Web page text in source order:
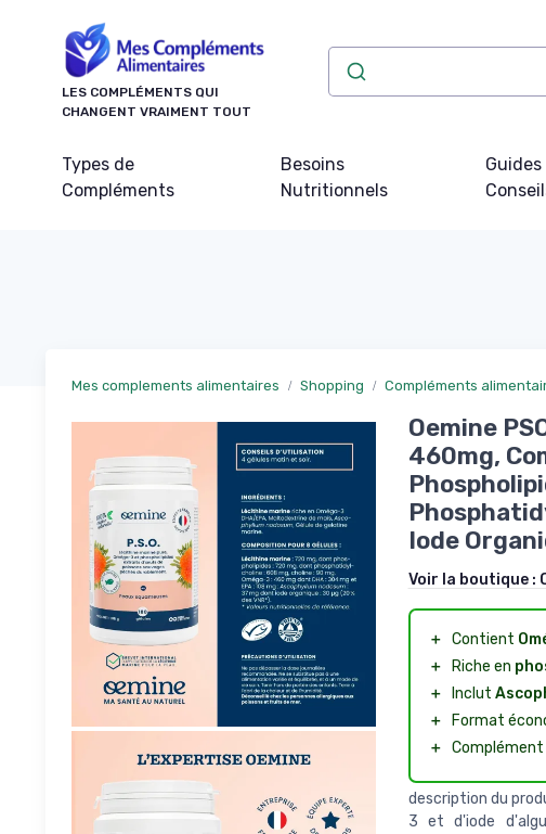
LES COMPLÉMENTS QUI
CHANGENT VRAIMENT TOUT
Types de
Compléments
Besoins
Nutritionnels
Mes complements alimentaires Shopping Compléments
Oemine
460mg,
Iode
Voir la boutique :
＋ Contient
＋
Riche en
＋
Inclut
＋
Format
＋
description du
3 et d'iode